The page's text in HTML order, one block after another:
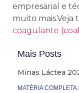
empresarial e
muito mais.Veja
coagulante
Mais Posts
Minas Láctea
MATÉRIA COMPLETA